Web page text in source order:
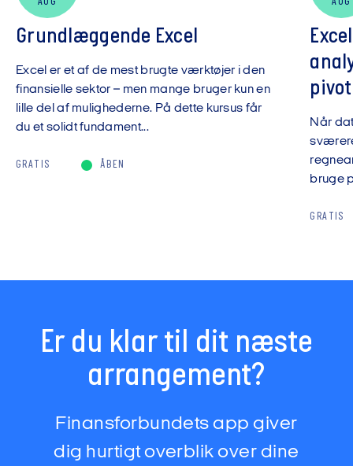
Grundlæggende Excel
Excel er et af de mest brugte værktøjer i den
finansielle sektor – men mange bruger kun en
lille del af mulighederne. På dette kursus får
du et solidt fundament...
GRATIS ÅBEN
Når
bruge
GRATIS
Er du klar til dit næste
arrangement?
Finansforbundets app giver
dig hurtigt overblik over dine